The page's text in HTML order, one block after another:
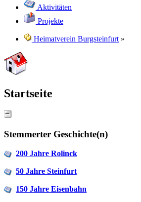
Aktivitäten
Projekte
Heimatverein Burgsteinfurt »
Startseite
Stemmerter Geschichte(n)
200 Jahre Rolinck
50 Jahre Steinfurt
150 Jahre Eisenbahn